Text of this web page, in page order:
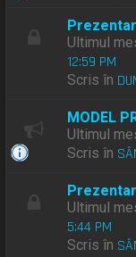
Ultimul
12:59 PM
Scris în
MODEL
Ultimul
Scris în
Ultimul
5:44 PM
Scris în